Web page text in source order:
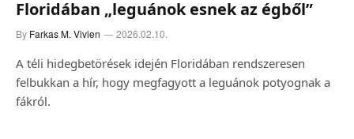
Floridában „leguánok esnek az égből”
By Farkas M. Vivien 2026.02.10.
A téli hidegbetörések idején Floridában rendszeresen
felbukkan a hír, hogy megfagyott a leguánok potyognak a
fákról.